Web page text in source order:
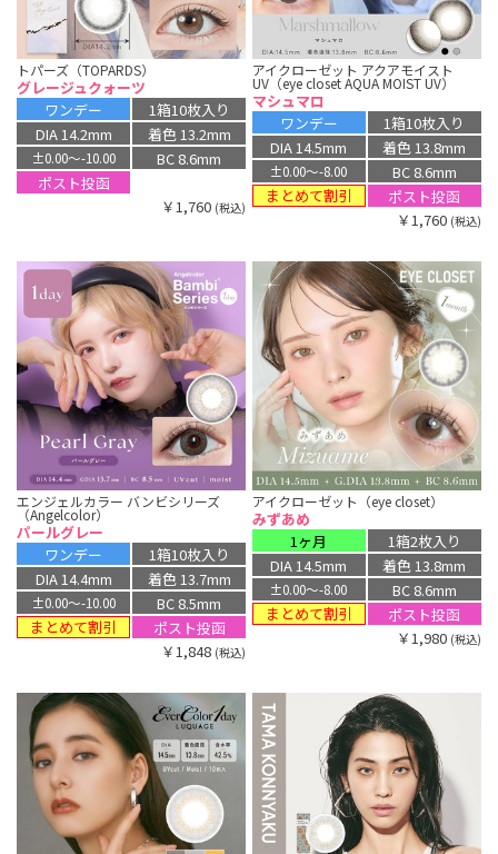
トパーズ（TOPARDS）
グレージュクォーツ
ワンデー
1箱10枚入り
DIA 14.2mm
着色 13.2mm
±0.00〜-10.00
BC 8.6mm
ポスト投函
￥1,760 (税込)
アイクローゼット アクアモイスト
UV（eye closet AQUA MOIST UV）
マシュマロ
ワンデー
1箱10枚入り
DIA 14.5mm
着色 13.8mm
±0.00〜-8.00
BC 8.6mm
まとめて割引
ポスト投函
￥1,760 (税込)
エンジェルカラー バンビシリーズ
（Angelcolor）
パールグレー
ワンデー
1箱10枚入り
DIA 14.4mm
着色 13.7mm
±0.00〜-10.00
BC 8.5mm
まとめて割引
ポスト投函
￥1,848 (税込)
アイクローゼット（eye closet）
みずあめ
1ヶ月
1箱2枚入り
DIA 14.5mm
着色 13.8mm
±0.00〜-8.00
BC 8.6mm
まとめて割引
ポスト投函
￥1,980 (税込)